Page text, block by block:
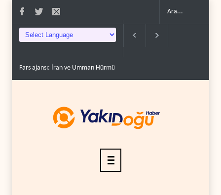
Fars ajansı: İran ve Umman Hürmüz Boğazı için geçiş..